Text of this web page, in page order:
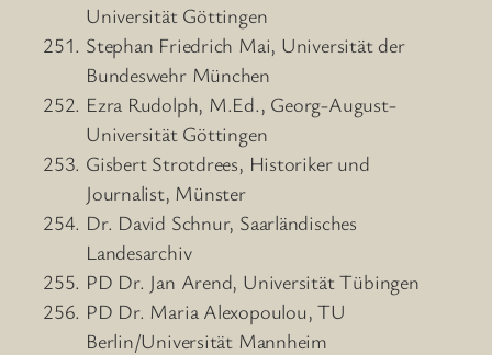
Universität Göttingen
Stephan Friedrich Mai, Universität der
Bundeswehr München
Ezra Rudolph, M.Ed., Georg-August-
Universität Göttingen
Gisbert Strotdrees, Historiker und
Journalist, Münster
Dr. David Schnur, Saarländisches
Landesarchiv
PD Dr. Jan Arend, Universität Tübingen
PD Dr. Maria Alexopoulou, TU
Berlin/Universität Mannheim